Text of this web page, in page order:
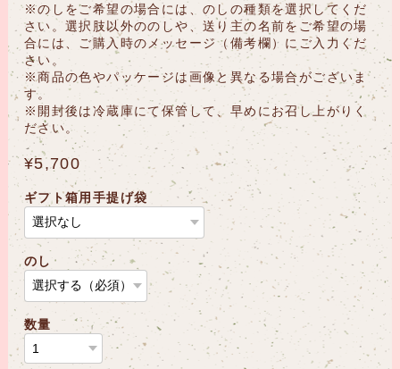
※のしをご希望の場合には、のしの種類を選択してくだ
さい。選択肢以外ののしや、送り主の名前をご希望の場
合には、ご購入時のメッセージ（備考欄）にご入力くだ
さい。
※商品の色やパッケージは画像と異なる場合がございま
す。
※開封後は冷蔵庫にて保管して、早めにお召し上がりく
ださい。
¥5,700
ギフト箱用手提げ袋
のし
数量